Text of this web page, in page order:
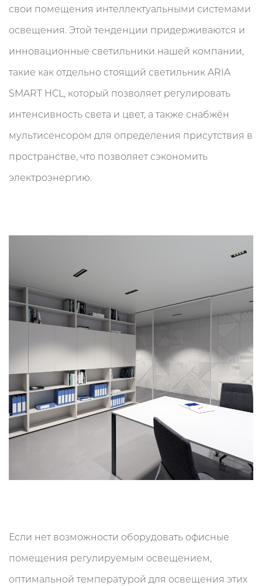
свои помещения интеллектуальными системами
освещения. Этой тенденции придерживаются и
инновационные светильники нашей компании,
такие как отдельно стоящий светильник ARIA
SMART HCL, который позволяет регулировать
интенсивность света и цвет, а также снабжён
мультисенсором для определения присутствия в
пространстве, что позволяет сэкономить
электроэнергию.
Если нет возможности оборудовать офисные
помещения регулируемым освещением,
оптимальной температурой для освещения этих